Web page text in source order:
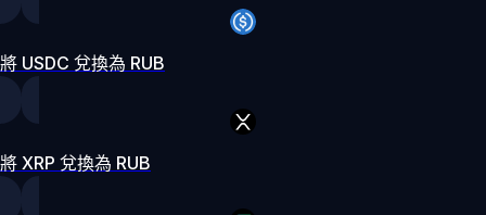
將 USDC 兌換為 RUB
將 XRP 兌換為 RUB